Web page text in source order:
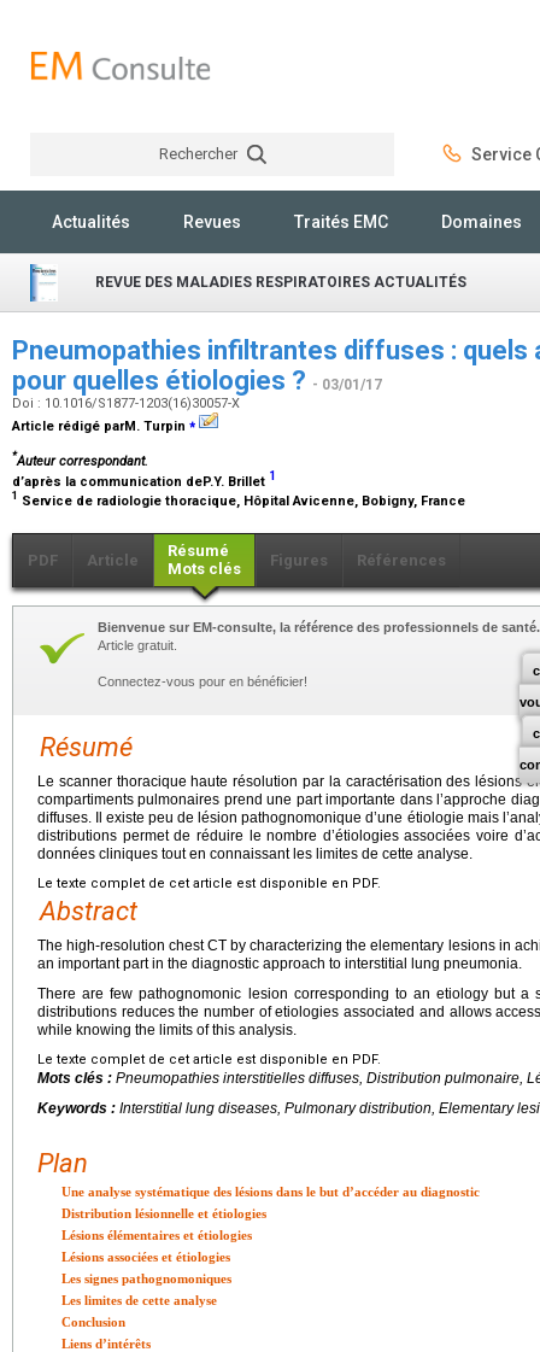
Rechercher Service
Actualités Revues Traités EMC Domaines
REVUE DES MALADIES RESPIRATOIRES ACTUALITÉS
Pneumopathies infiltrantes diffuses : quels
pour quelles étiologies ? - 03/01/17
Doi : 10.1016/S1877-1203(16)30057-X
Article rédigé parM. Turpin ⁎
*Auteur correspondant.
d’après la communication deP.Y. Brillet 1
1 Service de radiologie thoracique, Hôpital Avicenne, Bobigny, France
PDF Article
Résumé
Mots clés
Figures Références
Bienvenue sur EM-consulte, la référence des professionnels de santé.
Article gratuit.
Connectez-vous pour en bénéficier!
Résumé
Le scanner thoracique haute résolution par la caractérisation des lésions
compartiments pulmonaires prend une part importante dans l’approche
diffuses. Il existe peu de lésion pathognomonique d’une étiologie mais
distributions permet de réduire le nombre d’étiologies associées voire
données cliniques tout en connaissant les limites de cette analyse.
Le texte complet de cet article est disponible en PDF.
Abstract
The high-resolution chest CT by characterizing the elementary lesions in
an important part in the diagnostic approach to interstitial lung pneumonia.
There are few pathognomonic lesion corresponding to an etiology but a
distributions reduces the number of etiologies associated and allows
while knowing the limits of this analysis.
Le texte complet de cet article est disponible en PDF.
Mots clés : Pneumopathies interstitielles diffuses, Distribution pulmonaire,
Keywords : Interstitial lung diseases, Pulmonary distribution, Elementary
Plan
Une analyse systématique des lésions dans le but d’accéder au diagnostic
Distribution lésionnelle et étiologies
Lésions élémentaires et étiologies
Lésions associées et étiologies
Les signes pathognomoniques
Les limites de cette analyse
Conclusion
Liens d’intérêts